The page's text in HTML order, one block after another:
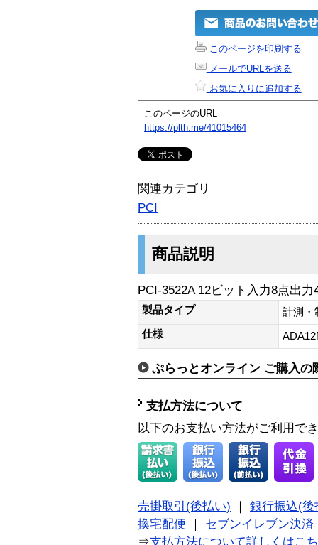
このページを印刷する
メールでURLを送る
お気に入りに追加する
このページのURL
https://plth.me/41015464
関連カテゴリ
PCI
商品説明
PCI-3522A 12ビット入力8点出
製品タイプ
計測・
仕様
ぷらっとオンライン ご購入の
支払方法について
以下のお支払い方法がご利用で
売掛取引(後払い)
銀行振込(後
換宅配便
セブンイレブン決済
⇒支払方法について詳しくはこ